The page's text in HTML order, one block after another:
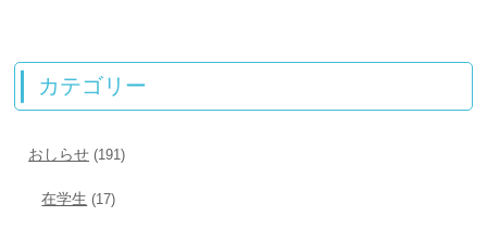
カテゴリー
おしらせ (191)
在学生 (17)